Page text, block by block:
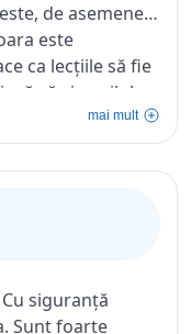
de asemenea,
este
ca lecțiile să fie
că și copilul
îndrumarea
de limbi
dorește să
mai mult
siguranță
Sunt foarte